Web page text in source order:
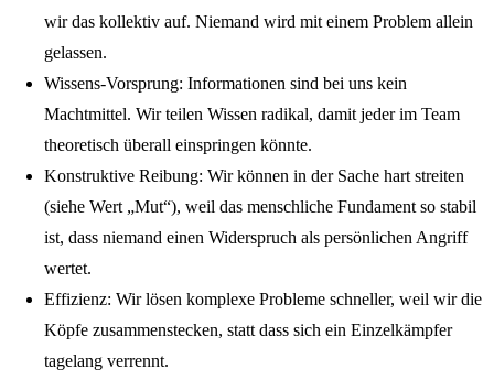
wir das kollektiv auf. Niemand wird mit einem Problem allein
gelassen.
Wissens-Vorsprung: Informationen sind bei uns kein
Machtmittel. Wir teilen Wissen radikal, damit jeder im Team
theoretisch überall einspringen könnte.
Konstruktive Reibung: Wir können in der Sache hart streiten
(siehe Wert „Mut“), weil das menschliche Fundament so stabil
ist, dass niemand einen Widerspruch als persönlichen Angriff
wertet.
Effizienz: Wir lösen komplexe Probleme schneller, weil wir die
Köpfe zusammenstecken, statt dass sich ein Einzelkämpfer
tagelang verrennt.